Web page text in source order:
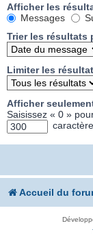
Afficher les
Messages
Trier les résultats
Limiter les
Afficher
Saisissez « 0 »
Accueil du